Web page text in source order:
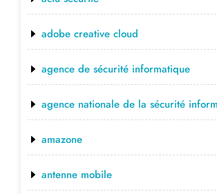
adobe creative cloud
agence de sécurité informatique
agence nationale de la sécurité
amazone
antenne mobile